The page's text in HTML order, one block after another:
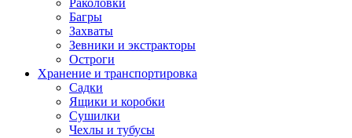
Раколовки
Багры
Захваты
Зевники и экстракторы
Остроги
Хранение и транспортировка
Садки
Ящики и коробки
Сушилки
Чехлы и тубусы